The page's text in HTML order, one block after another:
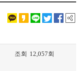
조회 12,057회